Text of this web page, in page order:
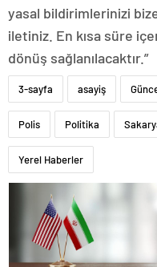
yasal bildirimlerinizi
iletiniz. En kısa süre
dönüş sağlanılacaktır.”
3-sayfa asayiş
Polis Politika
Yerel Haberler